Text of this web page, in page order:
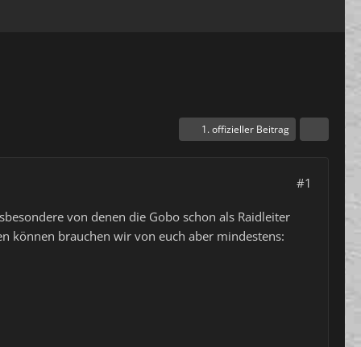
1. offizieller Beitrag
#1
von denen die Gobo schon als Raidleiter
können brauchen wir von euch aber mindestens: